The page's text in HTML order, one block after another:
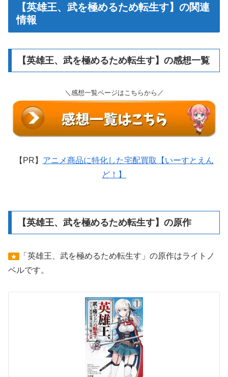
【英雄王、武を極めるため転生す】の関連
情報
【英雄王、武を極めるため転生す】の感想一覧
＼感想一覧ページはこちらから／
【PR】 アニメ商品に特化した宅配買取【いーすとえん
ど！】
【英雄王、武を極めるため転生す】の原作
★
「英雄王、武を極めるため転生す」の原作はライトノ
ベルです。